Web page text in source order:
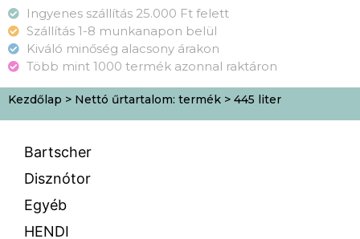
Ingyenes szállítás 25.000 Ft felett
Szállítás 1-8 munkanapon belül
Kiváló minőség alacsony árakon
Több mint 1000 termék azonnal raktáron
Kezdőlap > Nettó űrtartalom: termék > 445 liter
Bartscher
Disznótor
Egyéb
HENDI